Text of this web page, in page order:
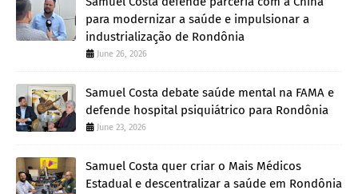
para modernizar a saúde e impulsionar a
industrialização de Rondônia
June 26, 2026
Samuel Costa debate saúde mental na FAMA e
defende hospital psiquiátrico para Rondônia
June 23, 2026
Samuel Costa quer criar o Mais Médicos
Estadual e descentralizar a saúde em Rondônia